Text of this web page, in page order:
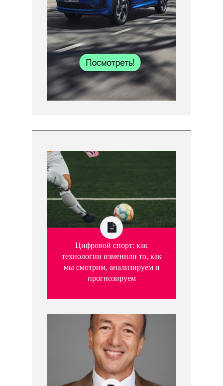
Цифровой спорт: как
технологии изменили то, как
мы смотрим, анализируем и
прогнозируем